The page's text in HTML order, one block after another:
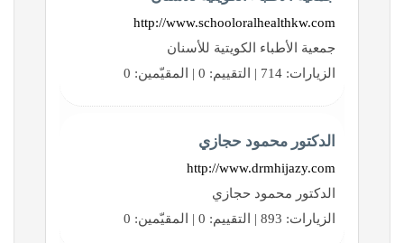
http://www.schooloralhealthkw.com
جمعية الأطباء الكويتية للأسنان
الزيارات: 714 | التقييم: 0 | المقيّمين: 0
الدكتور محمود حجازي
http://www.drmhijazy.com
الدكتور محمود حجازي
الزيارات: 893 | التقييم: 0 | المقيّمين: 0